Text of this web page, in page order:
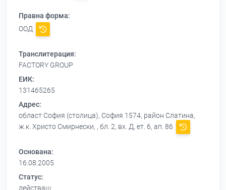
Правна форма:
ООД
Транслитерация:
FACTORY GROUP
ЕИК:
131465265
Адрес:
област София (столица), София 1574, район Слатина,
ж.к. Христо Смирнески, , бл. 2, вх. Д, ет. 6, ап. 86
Основана:
16.08.2005
Статус:
действащ